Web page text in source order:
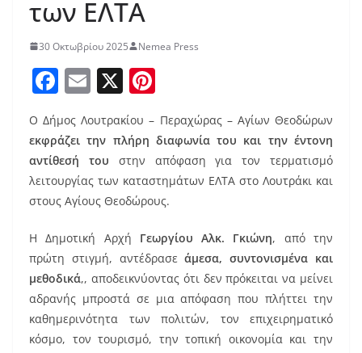
των ΕΛΤΑ
30 Οκτωβρίου 2025 Nemea Press
F
c
e
b
o
o
k
E
ai
l
X
er
e
st
Ο Δήμος Λουτρακίου – Περαχώρας – Αγίων Θεοδώρων
εκφράζει την πλήρη διαφωνίατου και τηνέντονη
αντίθεσή του στην απόφαση για τον τερματισμό
λειτουργίας των καταστημάτων ΕΛΤΑ στο Λουτράκι και
στους Αγίους Θεοδώρους.
Η Δημοτική Αρχή Γεωργίου Αλκ. Γκιώνη, από την
πρώτη στιγμή, αντέδρασεάμεσα, συντονισμένα και
μεθοδικά,, αποδεικνύοντας ότι δεν πρόκειται να μείνει
αδρανής μπροστά σε μια απόφαση που πλήττει την
καθημερινότητα των πολιτών, τον επιχειρηματικό
κόσμο, τον τουρισμό, την τοπική οικονομία και την